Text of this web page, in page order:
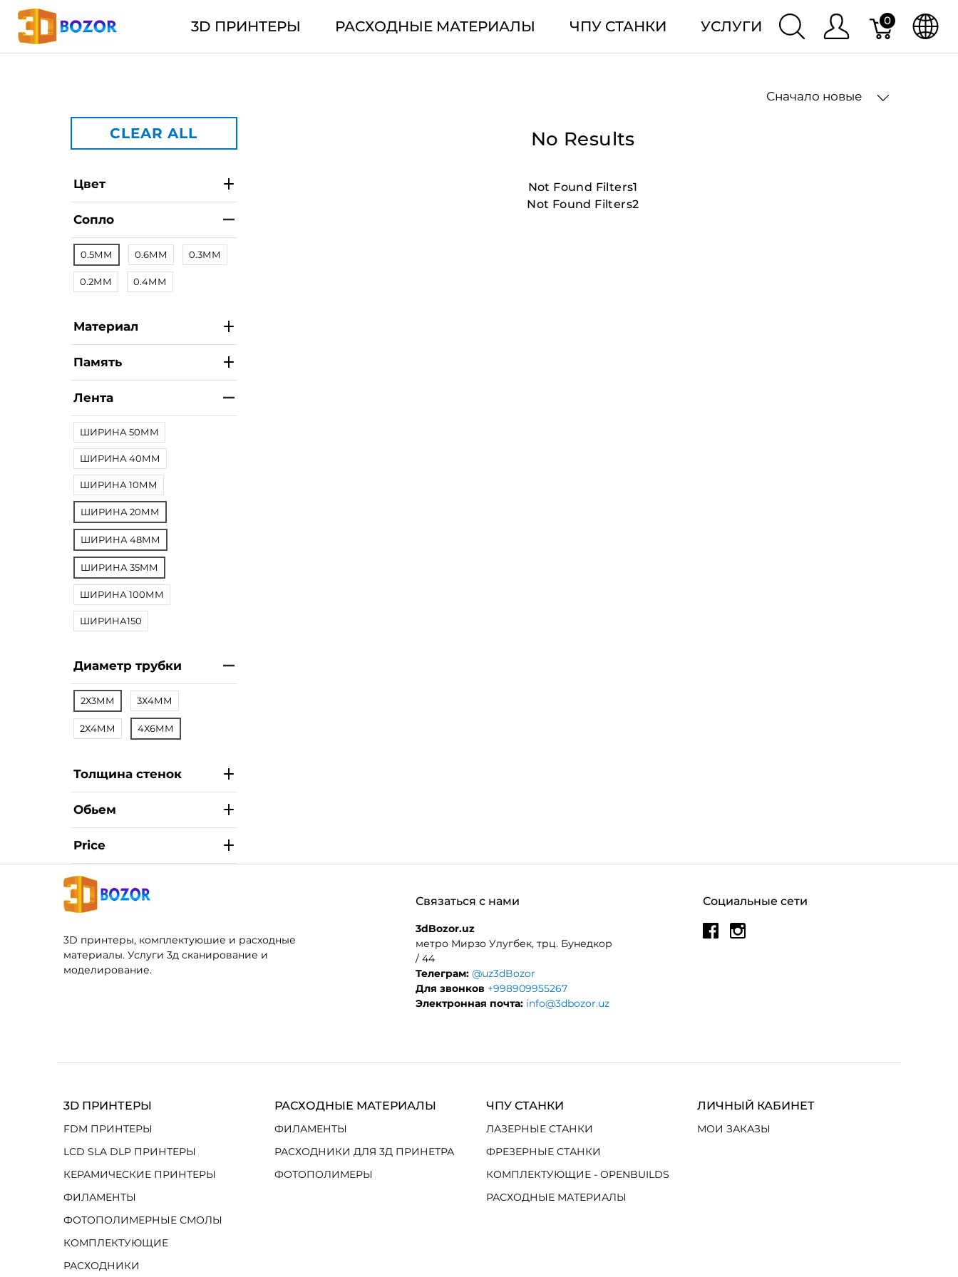
3D ПРИНТЕРЫ РАСХОДНЫЕ МАТЕРИАЛЫ ЧПУ СТАНКИ УСЛУГИ 0
Сначало новые
CLEAR ALL
Цвет
Сопло
0.5ММ 0.6ММ 0.3ММ
0.2ММ 0.4ММ
Материал
Память
Лента
ШИРИНА 50ММ
ШИРИНА 40ММ
ШИРИНА 10ММ
ШИРИНА 20ММ
ШИРИНА 48ММ
ШИРИНА 35ММ
ШИРИНА 100ММ
ШИРИНА150
Диаметр трубки
2Х3ММ 3Х4ММ
2Х4ММ 4Х6ММ
Толщина стенок
Обьем
Price
No Results
Not Found Filters1
Not Found Filters2
3D принтеры, комплектуюшие и расходные
материалы. Услуги 3д сканирование и
моделирование.
Социальные сети
Связаться с нами
3dBozor.uz
метро Мирзо Улугбек, трц. Бунедкор
/ 44
Телеграм: @uz3dBozor
Для звонков +998909955267
Электронная почта: info@3dbozor.uz
3D ПРИНТЕРЫ
FDM ПРИНТЕРЫ
LCD SLA DLP ПРИНТЕРЫ
КЕРАМИЧЕСКИЕ ПРИНТЕРЫ
ФИЛАМЕНТЫ
ФОТОПОЛИМЕРНЫЕ СМОЛЫ
КОМПЛЕКТУЮЩИЕ
РАСХОДНИКИ
РАСХОДНЫЕ МАТЕРИАЛЫ
ФИЛАМЕНТЫ
РАСХОДНИКИ ДЛЯ 3Д ПРИНЕТРА
ФОТОПОЛИМЕРЫ
ЧПУ СТАНКИ
ЛАЗЕРНЫЕ СТАНКИ
ФРЕЗЕРНЫЕ СТАНКИ
КОМПЛЕКТУЮЩИЕ - OPENBUILDS
РАСХОДНЫЕ МАТЕРИАЛЫ
ЛИЧНЫЙ КАБИНЕТ
МОИ ЗАКАЗЫ